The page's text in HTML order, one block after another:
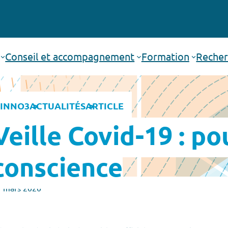
Conseil et accompagnement Formation
INNO3ACTUALITÉSARTICLE
Covid-19 :
mars 2020